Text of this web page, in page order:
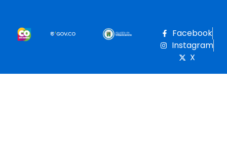
Facebook
Instagram
X